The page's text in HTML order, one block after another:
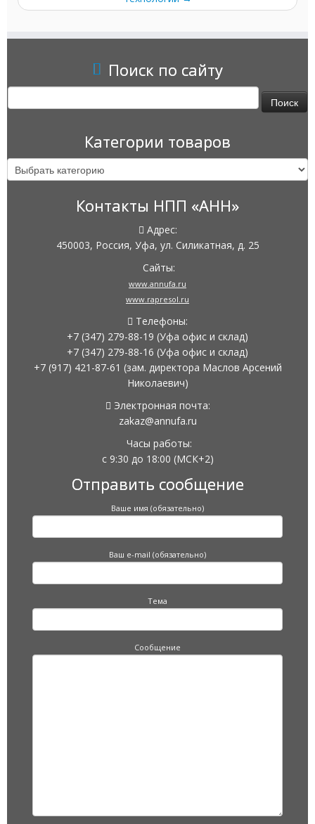
Поиск по сайту
Найти:
Категории товаров
Контакты НПП «АНН»
Адрес:
450003, Россия, Уфа, ул. Силикатная, д. 25
Сайты:
www.annufa.ru
www.rapresol.ru
Телефоны:
+7 (347) 279-88-19 (Уфа офис и склад)
+7 (347) 279-88-16 (Уфа офис и склад)
+7 (917) 421-87-61 (зам. директора Маслов Арсений
Николаевич)
Электронная почта:
zakaz@annufa.ru
Часы работы:
с 9:30 до 18:00 (МСК+2)
Отправить сообщение
Ваше имя (обязательно)
Ваш e-mail (обязательно)
Тема
Сообщение